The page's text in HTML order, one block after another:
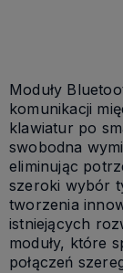
Moduły
komunikacji
klawiatur po
swobodna
eliminując
szeroki wybór
tworzenia
istniejących
moduły, które
połączeń